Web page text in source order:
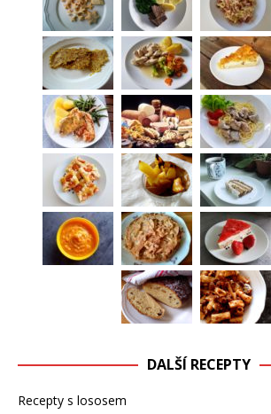
DALŠÍ RECEPTY
Recepty s lososem